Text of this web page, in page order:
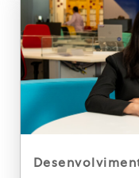
category